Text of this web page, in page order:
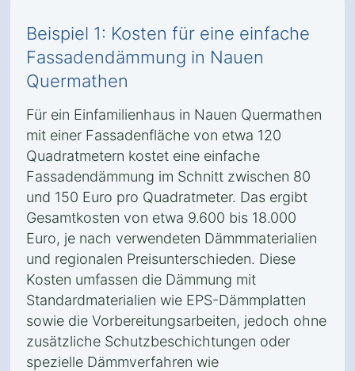
Beispiel 1: Kosten für eine einfache
Fassadendämmung in Nauen
Quermathen
Für ein Einfamilienhaus in Nauen Quermathen
mit einer Fassadenfläche von etwa 120
Quadratmetern kostet eine einfache
Fassadendämmung im Schnitt zwischen 80
und 150 Euro pro Quadratmeter. Das ergibt
Gesamtkosten von etwa 9.600 bis 18.000
Euro, je nach verwendeten Dämmmaterialien
und regionalen Preisunterschieden. Diese
Kosten umfassen die Dämmung mit
Standardmaterialien wie EPS-Dämmplatten
sowie die Vorbereitungsarbeiten, jedoch ohne
zusätzliche Schutzbeschichtungen oder
spezielle Dämmverfahren wie